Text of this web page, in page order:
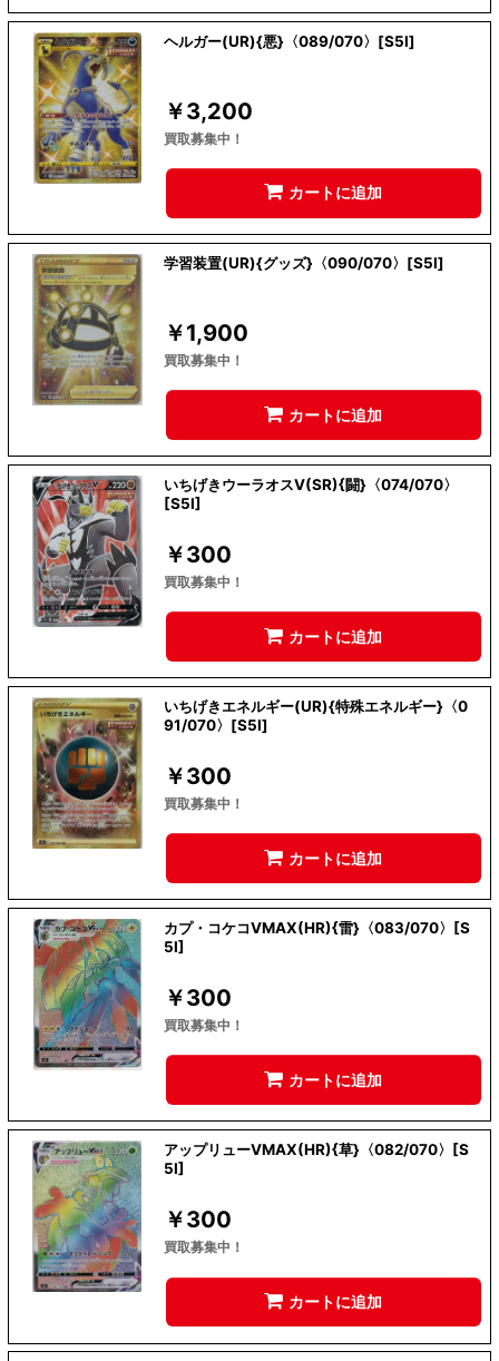
ヘルガー(UR){悪}〈089/070〉[S5I]
￥3,200
買取募集中！
カートに追加
学習装置(UR){グッズ}〈090/070〉[S5I]
￥1,900
買取募集中！
カートに追加
いちげきウーラオスV(SR){闘}〈074/070〉
[S5I]
￥300
買取募集中！
カートに追加
いちげきエネルギー(UR){特殊エネルギー}〈0
91/070〉[S5I]
￥300
買取募集中！
カートに追加
カプ・コケコVMAX(HR){雷}〈083/070〉[S
5I]
￥300
買取募集中！
カートに追加
アップリューVMAX(HR){草}〈082/070〉[S
5I]
￥300
買取募集中！
カートに追加